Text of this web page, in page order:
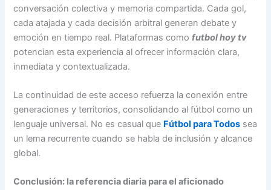
conversación colectiva y memoria compartida. Cada gol,
cada atajada y cada decisión arbitral generan debate y
emoción en tiempo real. Plataformas comofutbol hoy tv
potencian esta experiencia al ofrecer información clara,
inmediata y contextualizada.
La continuidad de este acceso refuerza la conexión entre
generaciones y territorios, consolidando al fútbol como un
lenguaje universal. No es casual que Fútbol para Todos sea
un lema recurrente cuando se habla de inclusión y alcance
global.
Conclusión: la referencia diaria para el aficionado